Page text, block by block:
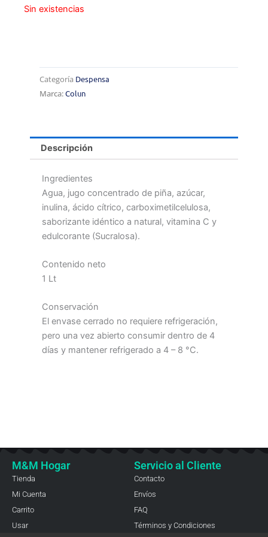
era:
$1.000.
es:
$800.
Sin existencias
Categoría Despensa
Marca:Colun
Descripción
Ingredientes
Agua, jugo concentrado de piña, azúcar,
inulina, ácido cítrico, carboximetilcelulosa,
saborizante idéntico a natural, vitamina C y
edulcorante (Sucralosa).
Contenido neto
1 Lt
Conservación
El envase cerrado no requiere refrigeración,
pero una vez abierto consumir dentro de 4
días y mantener refrigerado a 4 – 8 °C.
M&M Hogar
Tienda
Mi Cuenta
Carrito
Usar
Servicio al Cliente
Contacto
Envíos
FAQ
Términos y Condiciones